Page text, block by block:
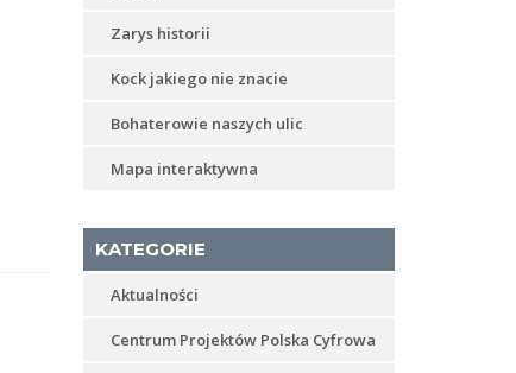
Zarys historii
Kock jakiego nie znacie
Bohaterowie naszych ulic
Mapa interaktywna
KATEGORIE
Aktualności
Centrum Projektów Polska Cyfrowa